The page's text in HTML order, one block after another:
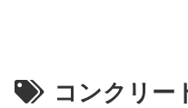
コンクリー